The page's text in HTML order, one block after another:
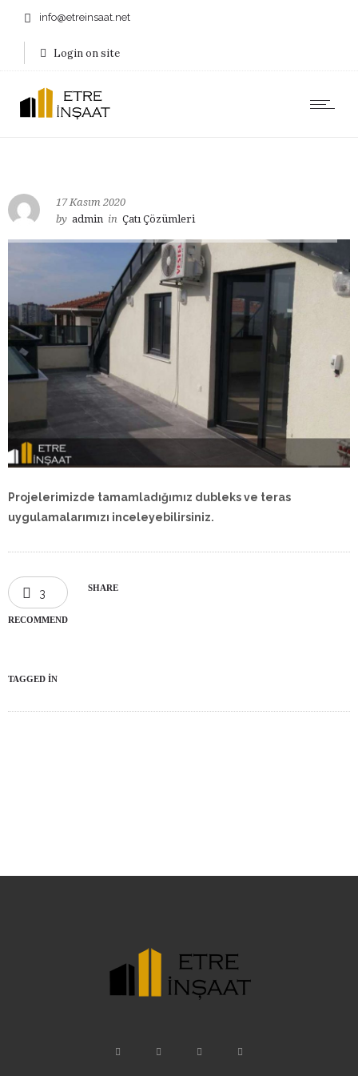
info@etreinsaat.net
Login on site
17 Kasım 2020
by admin in Çatı Çözümleri
Projelerimizde tamamladığımız dubleks ve teras
uygulamalarımızı inceleyebilirsiniz.
3
RECOMMEND
SHARE
TAGGED IN